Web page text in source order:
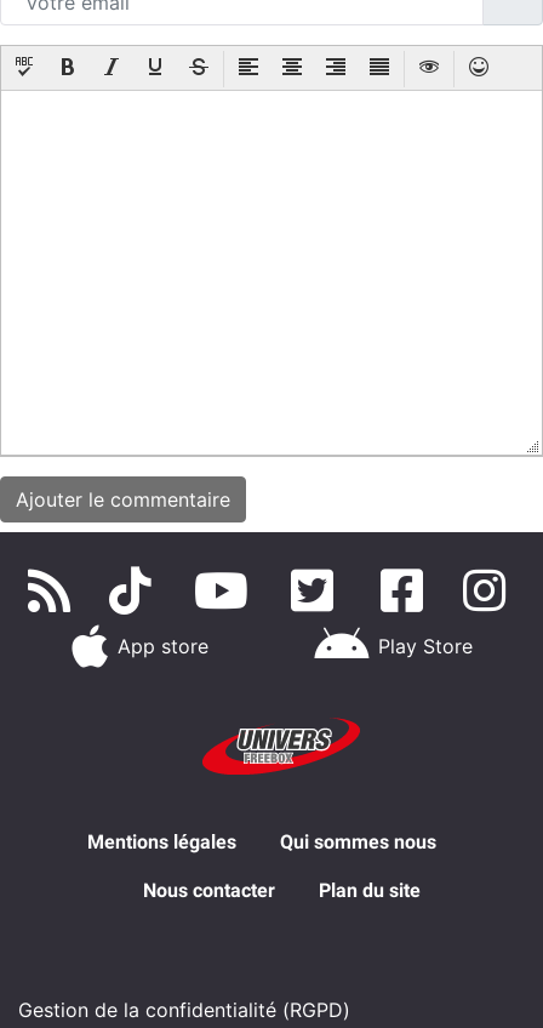
App store Play Store
Mentions légales Qui sommes nous
Nous contacter Plan du site
Gestion de la confidentialité (RGPD)